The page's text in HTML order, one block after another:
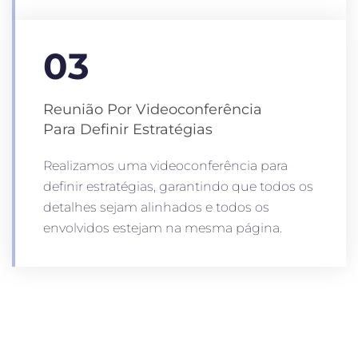
03
Reunião Por Videoconferência
Para Definir Estratégias
Realizamos uma videoconferência para
definir estratégias, garantindo que todos os
detalhes sejam alinhados e todos os
envolvidos estejam na mesma página.